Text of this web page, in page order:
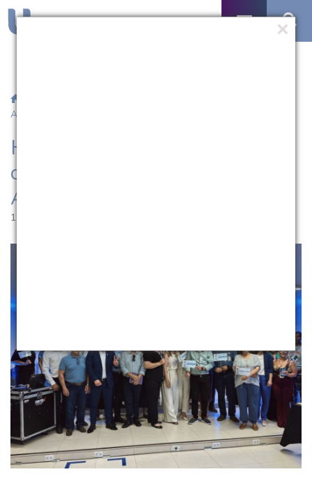
Acreditação ONA
HUSFP/UCPel celebra
conquista do Nível 1 de
Acreditação ONA
15.12.2025 | 16:20